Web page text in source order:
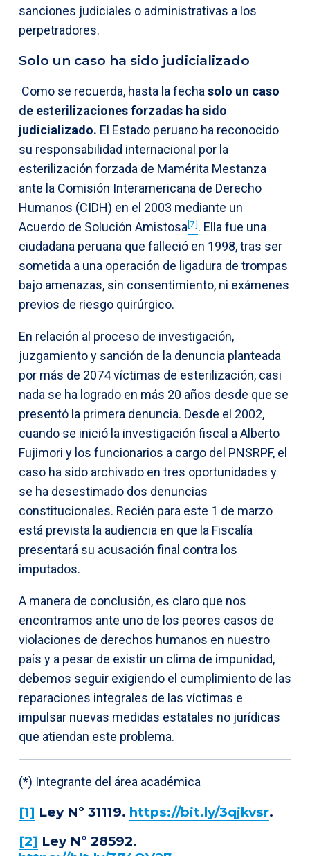
sanciones judiciales o administrativas a los
perpetradores.
Solo un caso ha sido judicializado
Como se recuerda, hasta la fechasolo un caso
de esterilizaciones forzadas ha sido
judicializado. El Estado peruano ha reconocido
su responsabilidad internacional por la
esterilización forzada de Mamérita Mestanza
ante la Comisión Interamericana de Derecho
Humanos (CIDH) en el 2003 mediante un
Acuerdo de Solución Amistosa[7]. Ella fue una
ciudadana peruana que falleció en 1998, tras ser
sometida a una operación de ligadura de trompas
bajo amenazas, sin consentimiento, ni exámenes
previos de riesgo quirúrgico.
En relación al proceso de investigación,
juzgamiento y sanción de la denuncia planteada
por más de 2074 víctimas de esterilización, casi
nada se ha logrado en más 20 años desde que se
presentó la primera denuncia. Desde el 2002,
cuando se inició la investigación fiscal a Alberto
Fujimori y los funcionarios a cargo del PNSRPF, el
caso ha sido archivado en tres oportunidades y
se ha desestimado dos denuncias
constitucionales. Recién para este 1 de marzo
está prevista la audiencia en que la Fiscalía
presentará su acusación final contra los
imputados.
A manera de conclusión, es claro que nos
encontramos ante uno de los peores casos de
violaciones de derechos humanos en nuestro
país y a pesar de existir un clima de impunidad,
debemos seguir exigiendo el cumplimiento de las
reparaciones integrales de las víctimas e
impulsar nuevas medidas estatales no jurídicas
que atiendan este problema.
(*) Integrante del área académica
[1] Ley Nº 31119. https://bit.ly/3qjkvsr.
[2] Ley Nº 28592.